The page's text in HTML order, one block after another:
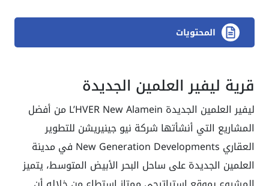
المحتويات
قرية ليفير العلمين الجديدة
ليفير العلمين الجديدة L’HVER New Alamein من أفضل
المشاريع التي أنشأتها شركة نيو جينيريشن للتطوير
العقاري New Generation Developments في مدينة
العلمين الجديدة على ساحل البحر الأبيض المتوسط، يتميز